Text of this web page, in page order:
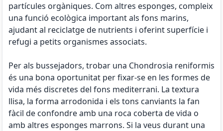
partícules orgàniques. Com altres esponges, compleix
una funció ecològica important als fons marins,
ajudant al reciclatge de nutrients i oferint superfície i
refugi a petits organismes associats.
Per als bussejadors, trobar una Chondrosia reniformis
és una bona oportunitat per fixar-se en les formes de
vida més discretes del fons mediterrani. La textura
llisa, la forma arrodonida i els tons canviants la fan
fàcil de confondre amb una roca coberta de vida o
amb altres esponges marrons. Si la veus durant una